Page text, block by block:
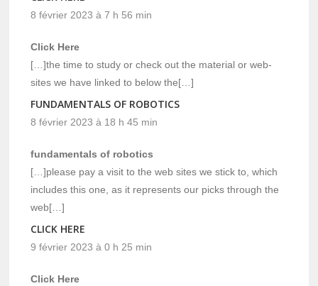
8 février 2023 à 7 h 56 min
Click Here
[…]the time to study or check out the material or web-
sites we have linked to below the[…]
FUNDAMENTALS OF ROBOTICS
8 février 2023 à 18 h 45 min
fundamentals of robotics
[…]please pay a visit to the web sites we stick to, which
includes this one, as it represents our picks through the
web[…]
CLICK HERE
9 février 2023 à 0 h 25 min
Click Here